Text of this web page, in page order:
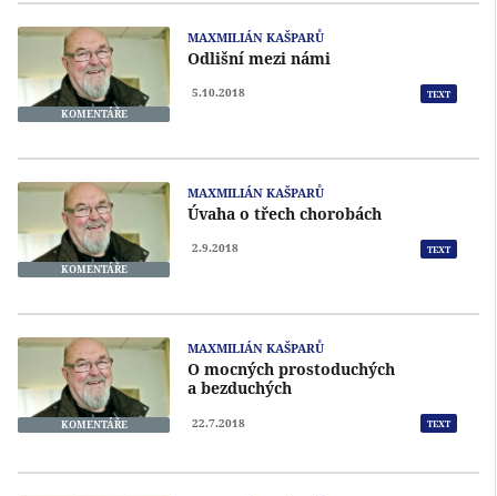
KOMENTÁŘE
MAXMILIÁN KAŠPARŮ
Odlišní mezi námi
5.10.2018 TEXT
KOMENTÁŘE
MAXMILIÁN KAŠPARŮ
Úvaha o třech chorobách
2.9.2018 TEXT
KOMENTÁŘE
MAXMILIÁN KAŠPARŮ
O mocných prostoduchých
a bezduchých
22.7.2018 TEXT